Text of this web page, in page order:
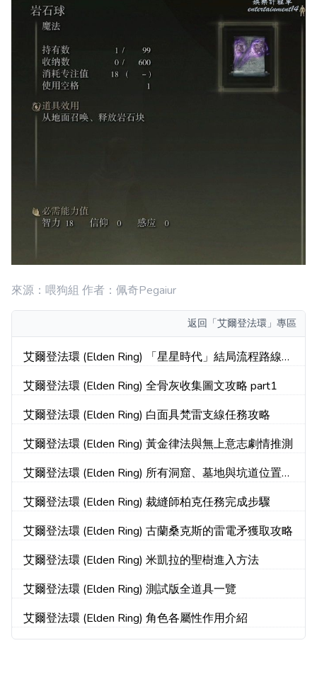
來源：喂狗組 作者：佩奇Pegaiur
返回 「艾爾登法環」專區
艾爾登法環 (Elden Ring) 「星星時代」結局流程路線介
艾爾登法環 (Elden Ring) 全骨灰收集圖文攻略 part1
艾爾登法環 (Elden Ring) 白面具梵雷支線任務攻略
艾爾登法環 (Elden Ring) 黃金律法與無上意志劇情推測
艾爾登法環 (Elden Ring) 所有洞窟、墓地與坑道位置路
艾爾登法環 (Elden Ring) 裁縫師柏克任務完成步驟
艾爾登法環 (Elden Ring) 古蘭桑克斯的雷電矛獲取攻略
艾爾登法環 (Elden Ring) 米凱拉的聖樹進入方法
艾爾登法環 (Elden Ring) 測試版全道具一覽
艾爾登法環 (Elden Ring) 角色各屬性作用介紹